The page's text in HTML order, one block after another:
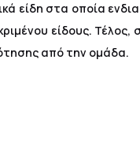
είδη στα οποία
είδους. Τέλος,
από την ομάδα.